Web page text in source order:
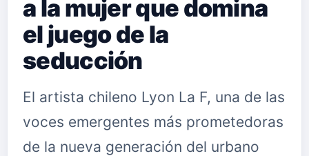
a la mujer que domina
el juego de la
seducción
El artista chileno Lyon La F, una de las
voces emergentes más prometedoras
de la nueva generación del urbano